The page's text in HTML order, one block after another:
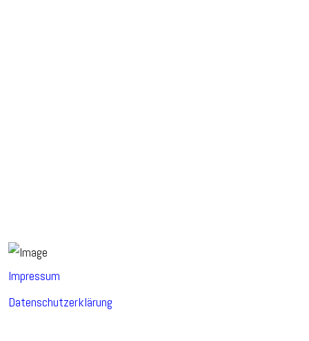
Impressum
Datenschutzerklärung